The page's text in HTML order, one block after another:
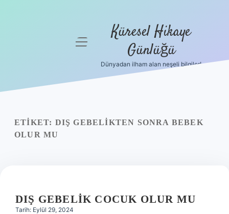
Yasal Uyarı
menüyü
Küresel Hikaye
Günlüğü
Dünyadan ilham alan neşeli bilgiler!
ETIKET: DIŞ GEBELIKTEN SONRA BEBEK
OLUR MU
DIŞ GEBELIK COCUK OLUR MU
Tarih: Eylül 29, 2024